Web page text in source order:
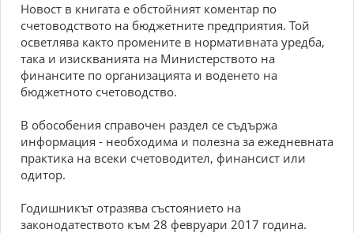
Новост в книгата е обстойният коментар по
счетоводството на бюджетните предприятия. Той
осветлява както промените в нормативната уредба,
така и изискванията на Министерството на
финансите по организацията и воденето на
бюджетното счетоводство.
В обособения справочен раздел се съдържа
информация - необходима и полезна за ежедневната
практика на всеки счетоводител, финансист или
одитор.
Годишникът отразява състоянието на
законодатеството към 28 февруари 2017 година.